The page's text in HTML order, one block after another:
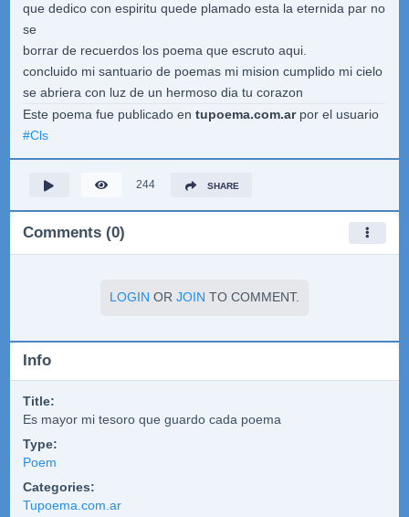
que dedico con espiritu quede plamado esta la eternida par no
se
borrar de recuerdos los poema que escruto aqui.
concluido mi santuario de poemas mi mision cumplido mi cielo
se abriera con luz de un hermoso dia tu corazon
Este poema fue publicado en tupoema.com.arpor el usuario
#Cls
244 SHARE
Comments (0)
LOGIN OR JOIN TO COMMENT.
Info
Title:
Es mayor mi tesoro que guardo cada poema
Type:
Poem
Categories:
Tupoema.com.ar